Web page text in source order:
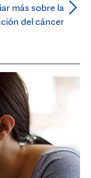
más sobre la
del cáncer